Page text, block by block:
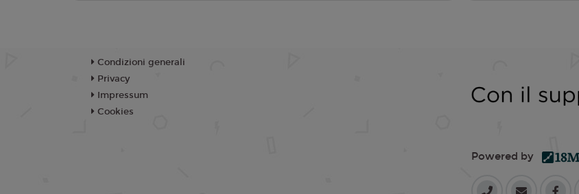
Condizioni generali
Privacy
Impressum
Cookies
Powered by